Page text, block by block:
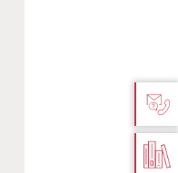
AIDE